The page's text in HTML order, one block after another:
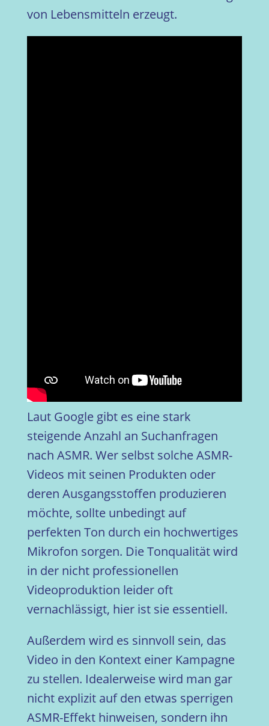
von Lebensmitteln erzeugt.
Laut Google gibt es eine stark
steigende Anzahl an Suchanfragen
nach ASMR. Wer selbst solche ASMR-
Videos mit seinen Produkten oder
deren Ausgangsstoffen produzieren
möchte, sollte unbedingt auf
perfekten Ton durch ein hochwertiges
Mikrofon sorgen. Die Tonqualität wird
in der nicht professionellen
Videoproduktion leider oft
vernachlässigt, hier ist sie essentiell.
Außerdem wird es sinnvoll sein, das
Video in den Kontext einer Kampagne
zu stellen. Idealerweise wird man gar
nicht explizit auf den etwas sperrigen
ASMR-Effekt hinweisen, sondern ihn